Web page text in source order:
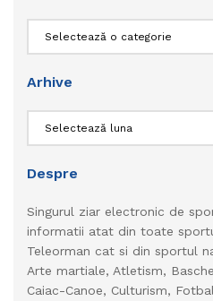
Arhive
Despre
Singurul ziar electronic de
informatii atat din toate
Teleorman cat si din sportul
Arte martiale, Atletism,
Caiac-Canoe, Culturism,